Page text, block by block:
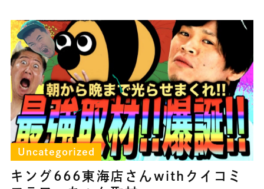
Uncategorized
キング666東海店さんwithクイコミ